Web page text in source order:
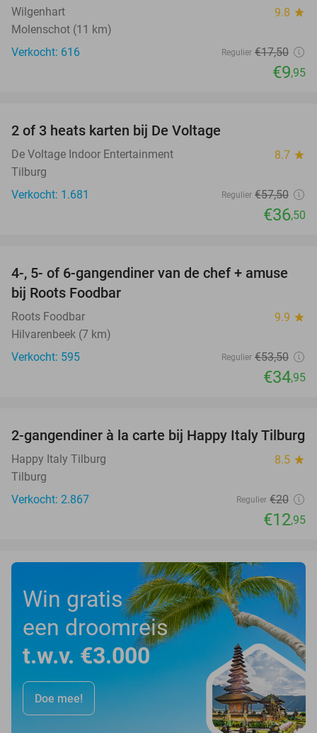
Wilgenhart 9.8 star
Molenschot (11 km)
Verkocht: 616
Regulier €17,50
€9,95
2 of 3 heats karten bij De Voltage
De Voltage Indoor Entertainment 8.7 star
Tilburg
Verkocht: 1.681
Regulier €57,50
€36,50
35%
4-, 5- of 6-gangendiner van de chef + amuse
bij Roots Foodbar
Roots Foodbar 9.9 star
Hilvarenbeek (7 km)
Verkocht: 595
Regulier €53,50
€34,95
35%
2-gangendiner à la carte bij Happy Italy Tilburg
Happy Italy Tilburg 8.5 star
Tilburg
Verkocht: 2.867
Regulier €20
€12,95
Win gratis
een droomreis
t.w.v. €3.000
Doe mee!